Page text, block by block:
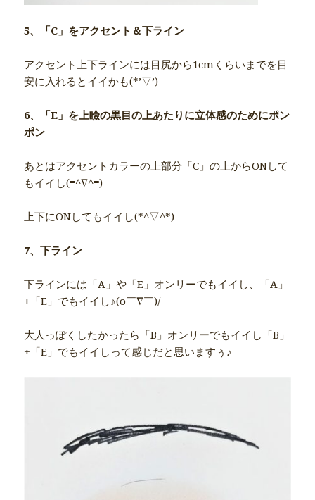
5、「C」をアクセント＆下ライン
アクセント上下ラインには目尻から1cmくらいまでを目
安に入れるとイイかも(*’▽’)
6、「E」を上瞼の黒目の上あたりに立体感のためにポン
ポン
あとはアクセントカラーの上部分「C」の上からONして
もイイし(≡^∇^≡)
上下にONしてもイイし(*^▽^*)
7、下ライン
下ラインには「A」や「E」オンリーでもイイし、「A」
+「E」でもイイし♪(o￣∇￣)/
大人っぽくしたかったら「B」オンリーでもイイし「B」
+「E」でもイイしって感じだと思いますぅ♪